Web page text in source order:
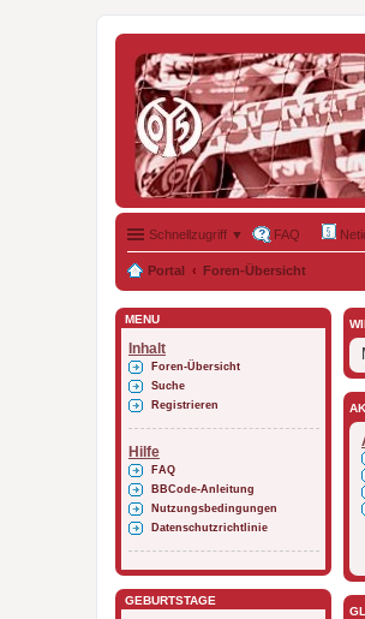
Schnellzugriff ▼ FAQ
Portal Foren-Übersicht
MENÜ
Inhalt
Foren-Übersicht
Suche
Registrieren
Hilfe
FAQ
BBCode-Anleitung
Nutzungsbedingungen
Datenschutzrichtlinie
GEBURTSTAGE